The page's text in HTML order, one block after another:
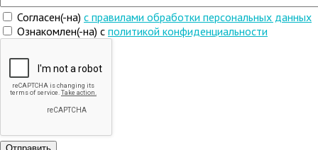
Согласен(-на) c правилами обработки персональных данных
Ознакомлен(-на) с политикой конфиденциальности